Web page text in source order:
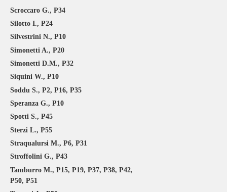
Scroccaro G., P34
Silotto I., P24
Silvestrini N., P10
Simonetti A., P20
Simonetti D.M., P32
Siquini W., P10
Soddu S., P2, P16, P35
Speranza G., P10
Spotti S., P45
Sterzi L., P55
Straqualursi M., P6, P31
Stroffolini G., P43
Tamburro M., P15, P19, P37, P38, P42,
P50, P51